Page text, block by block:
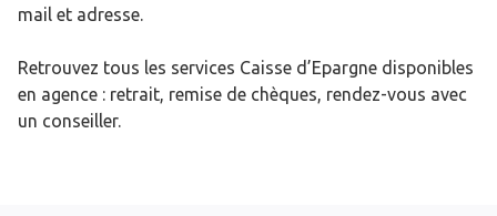
mail et adresse.
Retrouvez tous les services Caisse d’Epargne disponibles
en agence : retrait, remise de chèques, rendez-vous avec
un conseiller.